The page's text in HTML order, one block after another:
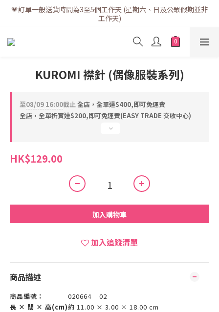
💗訂單一般送貨時間為3至5個工作天 (星期六、日及公眾假期並非
工作天)
💗訂單一般送貨時間為3至5個工作天 (星期六、日及公眾假期並非
工作天)
💗折實滿$400免運費 | 滿$200免自取點運費
💗立即下載全新會員APP享有專屬會員禮遇
💗訂單一般送貨時間為3至5個工作天 (星期六、日及公眾假期並非
工作天)
KUROMI 襟針 (偶像服裝系列)
至08/09 16:00截止全店，全單達$400,即可免運費
全店，全單折實達$200,即可免運費(EASY TRADE 交收中心)
HK$129.00
加入購物車
加入追蹤清單
商品描述
商品編號：
020664 02
長 × 闊 × 高(cm)約 11.00 × 3.00 × 18.00 cm